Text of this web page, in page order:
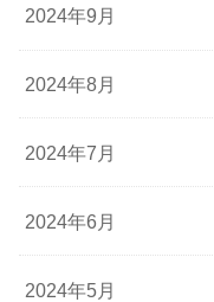
2024年9月
2024年8月
2024年7月
2024年6月
2024年5月